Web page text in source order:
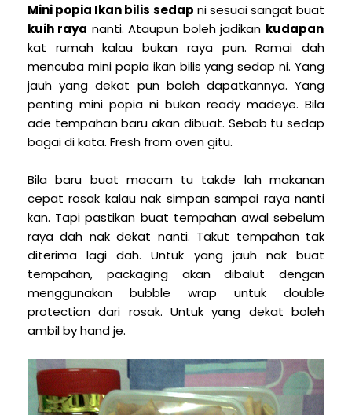
Mini popia Ikan bilis sedap ni sesuai sangat buat
kuih raya nanti. Ataupun boleh jadikan kudapan
kat rumah kalau bukan raya pun. Ramai dah
mencuba mini popia ikan bilis yang sedap ni. Yang
jauh yang dekat pun boleh dapatkannya. Yang
penting mini popia ni bukan ready madeye. Bila
ade tempahan baru akan dibuat. Sebab tu sedap
bagai di kata. Fresh from oven gitu.
Bila baru buat macam tu takde lah makanan
cepat rosak kalau nak simpan sampai raya nanti
kan. Tapi pastikan buat tempahan awal sebelum
raya dah nak dekat nanti. Takut tempahan tak
diterima lagi dah. Untuk yang jauh nak buat
tempahan, packaging akan dibalut dengan
menggunakan bubble wrap untuk double
protection dari rosak. Untuk yang dekat boleh
ambil by hand je.